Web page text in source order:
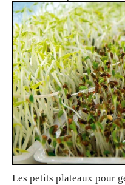
Les petits plateaux pour